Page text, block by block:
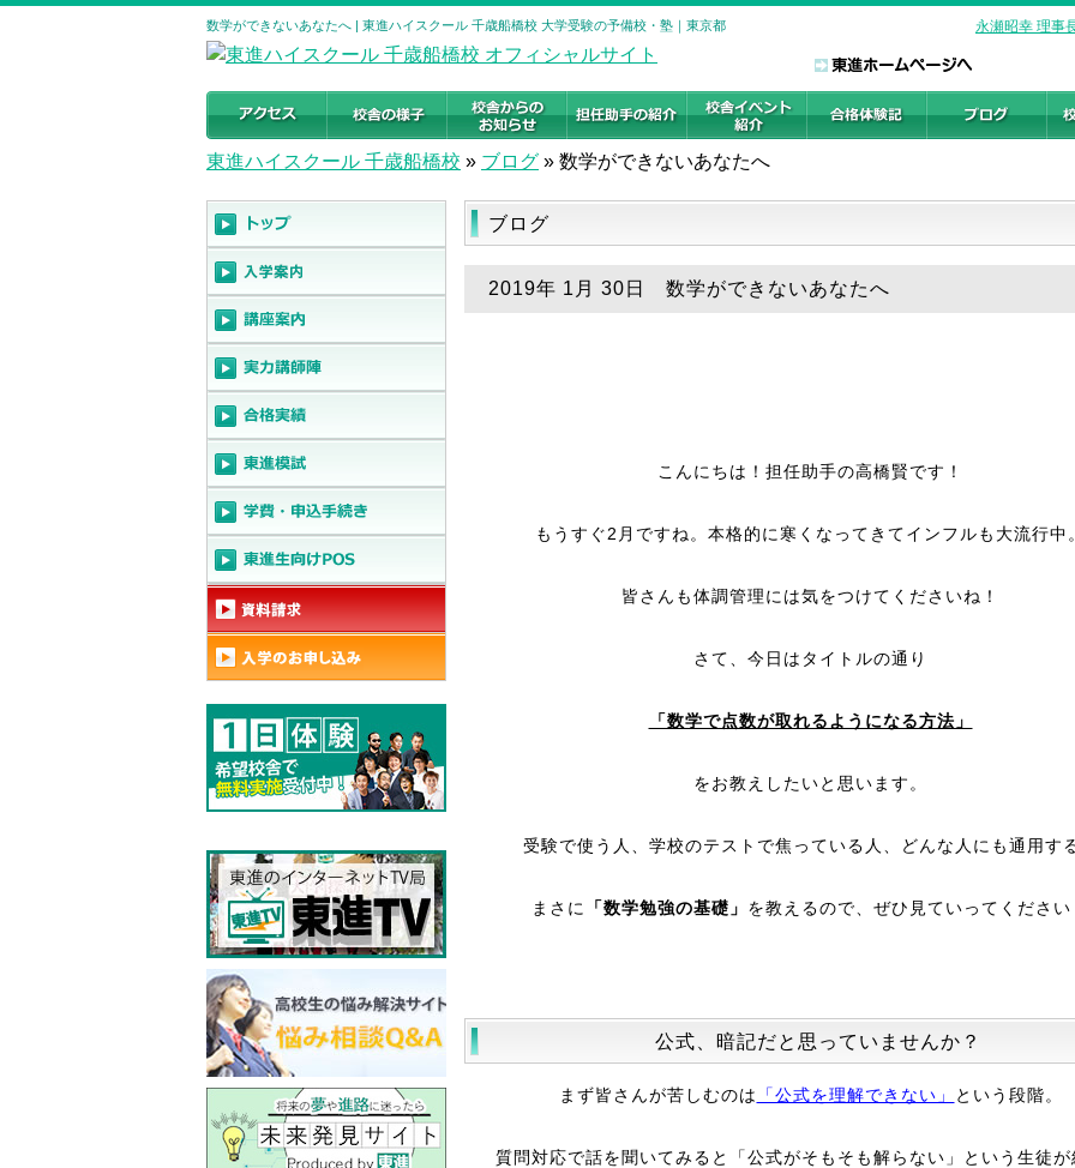
数学ができないあなたへ | 東進ハイスクール 千歳船橋校 大学受験の予備校・塾｜東京都 永瀬昭幸 理事
東進ハイスクール 千歳船橋校 » ブログ » 数学ができないあなたへ
ブログ
2019年 1月 30日 数学ができないあなたへ
こんにちは！担任助手の高橋賢です！
もうすぐ2月ですね。本格的に寒くなってきてインフルも大流行中
皆さんも体調管理には気をつけてくださいね！
さて、今日はタイトルの通り
「数学で点数が取れるようになる方法」
をお教えしたいと思います。
受験で使う人、学校のテストで焦っている人、どんな人にも通用す
まさに 「数学勉強の基礎」 を教えるので、ぜひ見ていってください
公式、暗記だと思っていませんか？
まず皆さんが苦しむのは 「公式を理解できない」 という段階。
質問対応で話を聞いてみると「公式がそもそも解らない」という生徒